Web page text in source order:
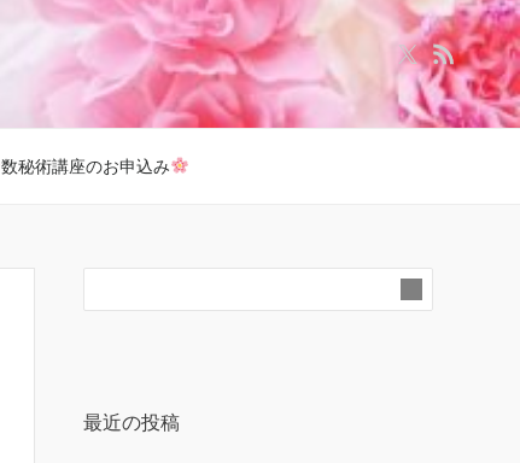
数秘術講座のお申込み
最近の投稿